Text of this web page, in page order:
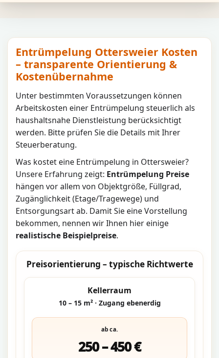
Entrümpelung Ottersweier Kosten
– transparente Orientierung &
Kostenübernahme
Unter bestimmten Voraussetzungen können
Arbeitskosten einer Entrümpelung steuerlich als
haushaltsnahe Dienstleistung berücksichtigt
werden. Bitte prüfen Sie die Details mit Ihrer
Steuerberatung.
Was kostet eine Entrümpelung in Ottersweier?
Unsere Erfahrung zeigt: Entrümpelung Preise
hängen vor allem von Objektgröße, Füllgrad,
Zugänglichkeit (Etage/Tragewege) und
Entsorgungsart ab. Damit Sie eine Vorstellung
bekommen, nennen wir Ihnen hier einige
realistische Beispielpreise.
Preisorientierung – typische Richtwerte
Kellerraum
10 – 15 m² · Zugang ebenerdig
ab ca.
250 – 450 €